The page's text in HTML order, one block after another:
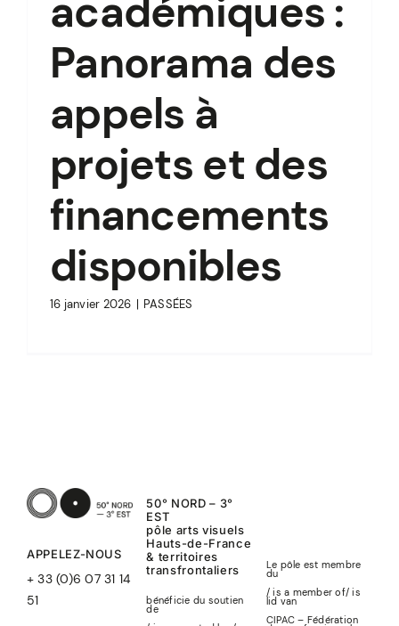
académiques :
Panorama des
appels à
projets et des
financements
disponibles
16 janvier 2026 | PASSÉES
APPELEZ-NOUS
+ 33 (0)6 07 31 14
51
50° NORD – 3°
EST
pôle arts visuels
Hauts-de-France
& territoires
transfrontaliers
bénéficie du soutien
de
Le pôle est membre
du
/ is a member of/is
lid van
CIPAC – Fédération